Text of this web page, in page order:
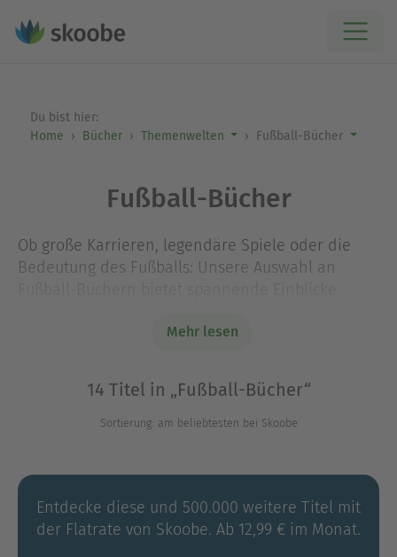
Du bist hier:
Home
Bücher Themenwelten Fußball-Bücher
Fußball-Bücher
Ob große Karrieren, legendäre Spiele oder die
Bedeutung des Fußballs: Unsere Auswahl an
Welt. Entdecke Biografien, Reportagen, Analysen
emotional und nah am Spiel.
Mehr lesen
Ausblenden
14 Titel in „Fußball-Bücher“
Sortierung: am beliebtesten bei Skoobe
Entdecke diese und 500.000 weitere Titel mit
der Flatrate von Skoobe. Ab 12,99 € im Monat.